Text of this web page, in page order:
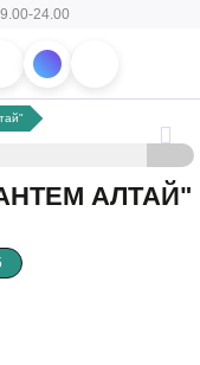
24.00
АЛТАЙ"